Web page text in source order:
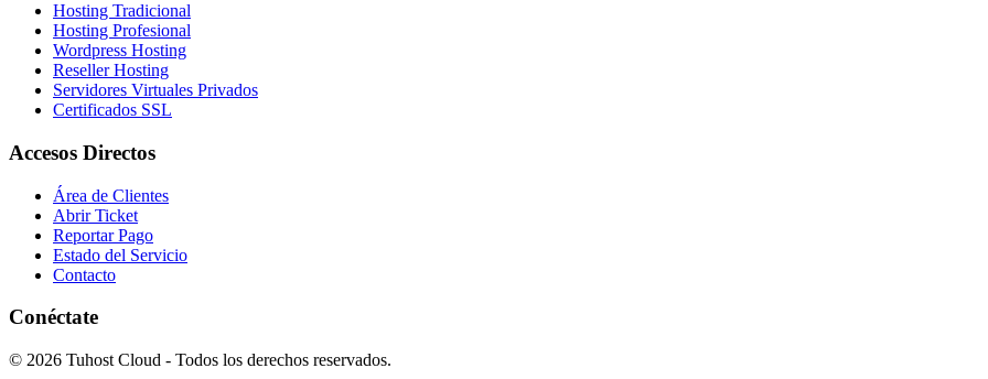
Hosting Tradicional
Hosting Profesional
Wordpress Hosting
Reseller Hosting
Servidores Virtuales Privados
Certificados SSL
Accesos Directos
Área de Clientes
Abrir Ticket
Reportar Pago
Estado del Servicio
Contacto
Conéctate
© 2026 Tuhost Cloud - Todos los derechos reservados.